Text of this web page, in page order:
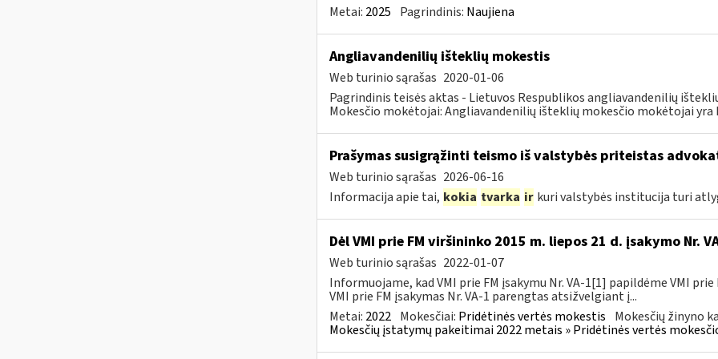
Metai: 2025 Pagrindinis: Naujiena
Angliavandenilių išteklių mokestis
Web turinio sąrašas 2020-01-06
Pagrindinis teisės aktas - Lietuvos Respublikos angliavandenilių
Mokesčio mokėtojai: Angliavandenilių išteklių mokesčio mokėtojai yra
Prašymas susigrąžinti teismo iš valstybės priteistas
Web turinio sąrašas 2026-06-16
Informacija apie tai, kokia tvarka ir kuri valstybės institucija turi
Dėl VMI prie FM viršininko 2015 m. liepos 21 d. įsakymo Nr.
Web turinio sąrašas 2022-01-07
Informuojame, kad VMI prie FM įsakymu Nr. VA-1[1] papildėme VMI prie
VMI prie FM įsakymas Nr. VA-1 parengtas atsižvelgiant į...
Metai: 2022 Mokesčiai: Pridėtinės vertės mokestis Mokesčių žinyno
Mokesčių įstatymų pakeitimai 2022 metais » Pridėtinės vertės